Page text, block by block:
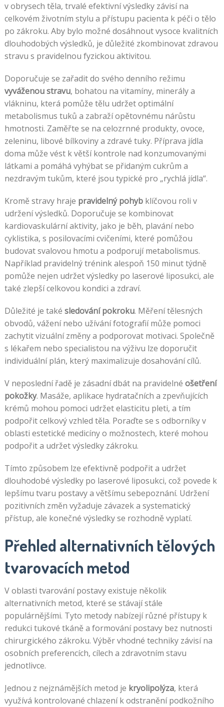
v obrysech těla, trvalé efektivní výsledky závisí na
celkovém životním stylu a přístupu pacienta k péči o tělo
po zákroku. Aby bylo možné dosáhnout vysoce kvalitních
dlouhodobých výsledků, je důležité zkombinovat zdravou
stravu s pravidelnou fyzickou aktivitou.
Doporučuje se zařadit do svého denního režimu
vyváženou stravu, bohatou na vitamíny, minerály a
vlákninu, která pomůže tělu udržet optimální
metabolismus tuků a zabraží opětovnému nárůstu
hmotnosti. Zaměřte se na celozrnné produkty, ovoce,
zeleninu, libové bílkoviny a zdravé tuky. Příprava jídla
doma může vést k větší kontrole nad konzumovanými
látkami a pomáhá vyhýbat se přidaným cukrům a
nezdravým tukům, které jsou typické pro „rychlá jídla“.
Kromě stravy hraje pravidelný pohybklíčovou roli v
udržení výsledků. Doporučuje se kombinovat
kardiovaskulární aktivity, jako je běh, plavání nebo
cyklistika, s posilovacími cvičeními, které pomůžou
budovat svalovou hmotu a podporují metabolismus.
Například pravidelný trénink alespoň 150 minut týdně
pomůže nejen udržet výsledky po laserové liposukci, ale
také zlepší celkovou kondici a zdraví.
Důležité je také sledování pokroku. Měření tělesných
obvodů, vážení nebo užívání fotografií může pomoci
zachytit vizuální změny a podporovat motivaci. Společně
s lékařem nebo specialistou na výživu lze doporučit
individuální plán, který maximalizuje dosahování cílů.
V neposlední řadě je zásadní dbát na pravidelné ošetření
pokožky. Masáže, aplikace hydratačních a zpevňujících
krémů mohou pomoci udržet elasticitu pleti, a tím
podpořit celkový vzhled těla. Poraďte se s odborníky v
oblasti estetické medicíny o možnostech, které mohou
podpořit a udržet výsledky zákroku.
Tímto způsobem lze efektivně podpořit a udržet
dlouhodobé výsledky po laserové liposukci, což povede k
lepšímu tvaru postavy a většímu sebepoznání. Udržení
pozitivních změn vyžaduje závazek a systematický
přístup, ale konečné výsledky se rozhodně vyplatí.
Přehled alternativních tělových
tvarovacích metod
V oblasti tvarování postavy existuje několik
alternativních metod, které se stávají stále
populárnějšími. Tyto metody nabízejí různé přístupy k
redukci tukové tkáně a formování postavy bez nutnosti
chirurgického zákroku. Výběr vhodné techniky závisí na
osobních preferencích, cílech a zdravotním stavu
jednotlivce.
Jednou z nejznámějších metod je kryolipolýza, která
využívá kontrolované chlazení k odstranění podkožního